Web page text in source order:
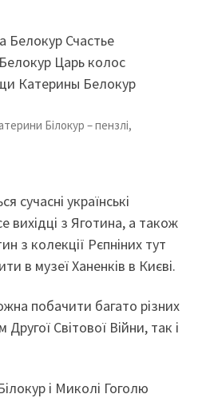
Білокур – пензлі,
сучасні українські
вихідці з Яготина, а також
з колекції Рєпніних тут
в музеї Ханенків в Києві.
побачити багато різних
Другої Світової Війни, так і
і Миколі Гоголю